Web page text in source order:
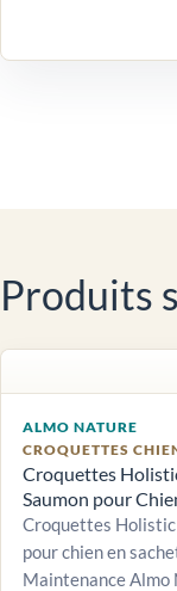
Produits
ALMO NATURE
CROQUETTES
Croquettes
Saumon pour
Croquettes
pour chien en
Maintenance Almo